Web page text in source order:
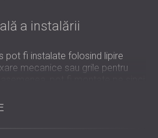
a instalării
pot fi instalate folosind lipire
mecanice sau grile pentru
de tăiat și de montat, asigurând
proiectele de construcții noi,
Panourile sunt potrivite